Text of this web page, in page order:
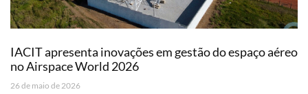
IACIT apresenta inovações em gestão do espaço aéreo
no Airspace World 2026
26 de maio de 2026